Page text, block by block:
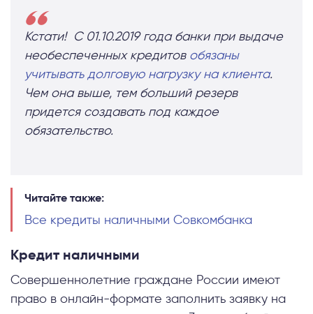
Кстати! С 01.10.2019 года банки при выдаче
необеспеченных кредитов обязаны
учитывать долговую нагрузку на клиента.
Чем она выше, тем больший резерв
придется создавать под каждое
обязательство.
Читайте также:
Все кредиты наличными Совкомбанка
Кредит наличными
Совершеннолетние граждане России имеют
право в онлайн-формате заполнить заявку на